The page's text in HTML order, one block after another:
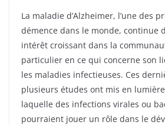
La maladie d’Alzheimer, l’une des
démence dans le monde, continue
intérêt croissant dans la
particulier en ce qui concerne son
les maladies infectieuses. Ces
plusieurs études ont mis en lumière
laquelle des infections virales ou
pourraient jouer un rôle dans le